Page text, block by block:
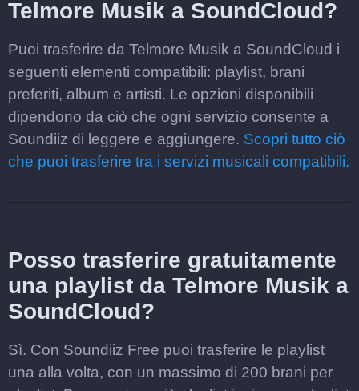
Telmore Musik a SoundCloud?
Puoi trasferire da Telmore Musik a SoundCloud i
seguenti elementi compatibili: playlist, brani
preferiti, album e artisti. Le opzioni disponibili
dipendono da ciò che ogni servizio consente a
Soundiiz di leggere e aggiungere. Scopri tutto ciò
che puoi trasferire tra i servizi musicali compatibili.
Posso trasferire gratuitamente
una playlist da Telmore Musik a
SoundCloud?
Sì. Con Soundiiz Free puoi trasferire le playlist
una alla volta, con un massimo di 200 brani per